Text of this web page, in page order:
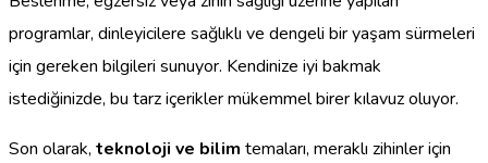
programlar, dinleyicilere sağlıklı ve dengeli bir yaşam sürmeleri
için gereken bilgileri sunuyor. Kendinize iyi bakmak
istediğinizde, bu tarz içerikler mükemmel birer kılavuz oluyor.
Son olarak, teknoloji ve bilim temaları, meraklı zihinler için